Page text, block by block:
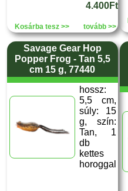
4.400Ft
Kosárba tesz >> tovább >>
Savage Gear Hop
Popper Frog - Tan 5,5
cm 15 g, 77440
hossz:
5,5 cm,
súly: 15
g, szín:
Tan, 1
db
kettes
horoggal